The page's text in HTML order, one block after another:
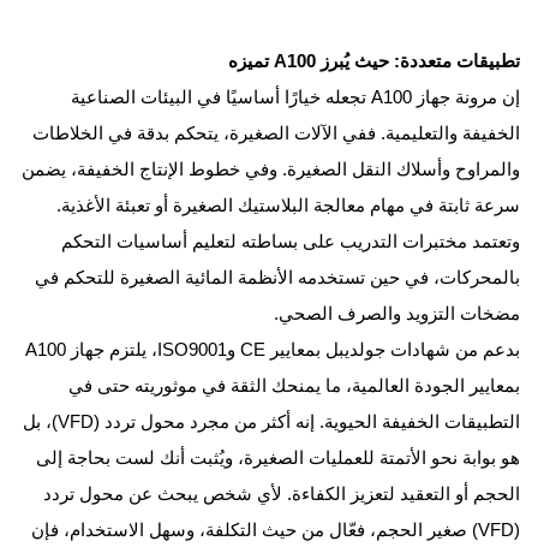
تطبيقات متعددة: حيث يُبرز A100 تميزه
إن مرونة جهاز A100 تجعله خيارًا أساسيًا في البيئات الصناعية
الخفيفة والتعليمية. ففي الآلات الصغيرة، يتحكم بدقة في الخلاطات
والمراوح وأسلاك النقل الصغيرة. وفي خطوط الإنتاج الخفيفة، يضمن
سرعة ثابتة في مهام معالجة البلاستيك الصغيرة أو تعبئة الأغذية.
وتعتمد مختبرات التدريب على بساطته لتعليم أساسيات التحكم
بالمحركات، في حين تستخدمه الأنظمة المائية الصغيرة للتحكم في
مضخات التزويد والصرف الصحي.
بدعم من شهادات جولديبل بمعايير CE وISO9001، يلتزم جهاز A100
بمعايير الجودة العالمية، ما يمنحك الثقة في موثوريته حتى في
التطبيقات الخفيفة الحيوية. إنه أكثر من مجرد محول تردد (VFD)، بل
هو بوابة نحو الأتمتة للعمليات الصغيرة، ويُثبت أنك لست بحاجة إلى
الحجم أو التعقيد لتعزيز الكفاءة. لأي شخص يبحث عن محول تردد
(VFD) صغير الحجم، فعّال من حيث التكلفة، وسهل الاستخدام، فإن